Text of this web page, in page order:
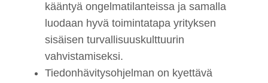
kääntyä ongelmatilanteissa ja samalla
luodaan hyvä toimintatapa yrityksen
sisäisen turvallisuuskulttuurin
vahvistamiseksi.
Tiedonhävitysohjelman on kyettävä